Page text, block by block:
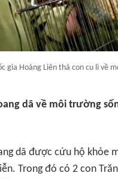
gia Hoàng Liên thả con cu li về
dã về môi trường
dã được cứu hộ khỏe
Trong đó có 2 con